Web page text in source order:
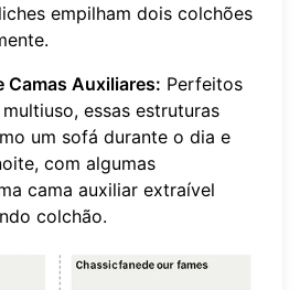
empilham dois colchões
Camas Auxiliares: Perfeitos
essas estruturas
um sofá durante o dia e
com algumas
cama auxiliar extraível
colchão.